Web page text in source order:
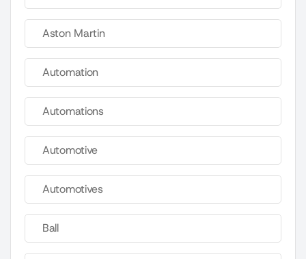
Aston Martin
Automation
Automations
Automotive
Automotives
Ball